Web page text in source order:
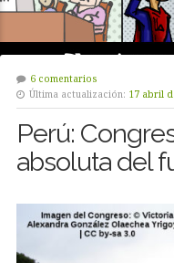
6 comentarios
Última actualización: 17 abril
Perú:
absoluta del